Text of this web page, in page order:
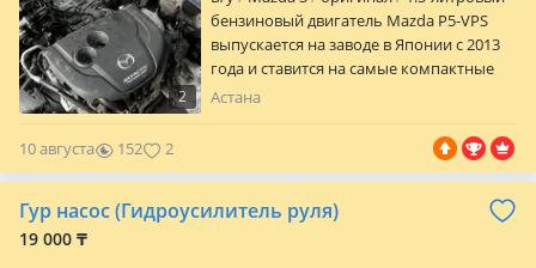
2
бензиновый двигатель Mazda P5-VPS
выпускается на заводе в Японии с 2013
года и ставится на самые компактные
модели компании под индексами 2 или
привозные автозапчасти из Японии и
Европы, большой ассортимент
контрактных двигателей, АКПП, МКПП,
вариатор, и навесные. Гарантия на
Астана
10 августа 152 2
Гур насос (Гидроусилитель руля)
19 000 ₸